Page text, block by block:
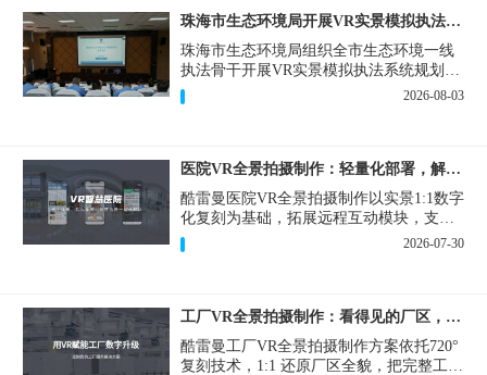
珠海市生态环境局开展VR实景模拟执法专题培训
珠海市生态环境局组织全市生态环境一线
执法骨干开展VR实景模拟执法系统规划建
设和教学培训，持续推进科技赋能生态环
境执法，夯实队伍办案“基本功”。
2026-08-03
医院VR全景拍摄制作：轻量化部署，解决医患真实痛点
酷雷曼医院VR全景拍摄制作以实景1:1数字
化复刻为基础，拓展远程互动模块，支持
定制，轻量化搭建部署，可挂载在公众
号、官网等线上平台。
2026-07-30
工厂VR全景拍摄制作：看得见的厂区，省下来的成本
酷雷曼工厂VR全景拍摄制作方案依托720°
复刻技术，1:1 还原厂区全貌，把完整工厂